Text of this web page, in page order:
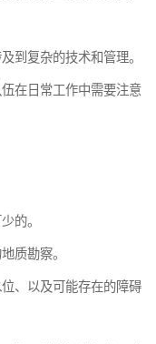
到复杂的技术和管理。
在日常工作中需要注意
的。
质勘察。
、以及可能存在的障碍